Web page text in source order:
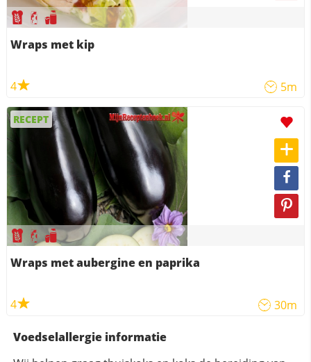
Wraps met kip
4 5m
RECEPT
Wraps met aubergine en paprika
4 30m
Voedselallergie informatie